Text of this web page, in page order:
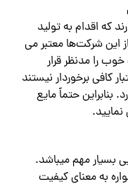
که اقدام به تولید
این شرکت‌ها معتبر می
را مدنظر قرار
کافی برخوردار نیستند
حتماً مایع
بسیار مهم میباشد.
به معنای کیفیت